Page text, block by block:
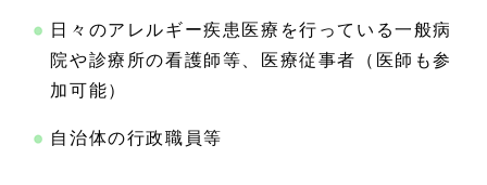
日々のアレルギー疾患医療を行っている一般病
院や診療所の看護師等、医療従事者（医師も参
加可能）
自治体の行政職員等